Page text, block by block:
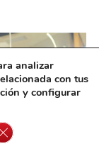
analizar
con tus
y configurar
Cerrar el banner de